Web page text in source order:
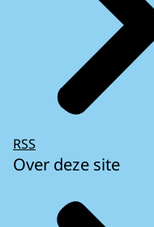
RSS
Over deze site